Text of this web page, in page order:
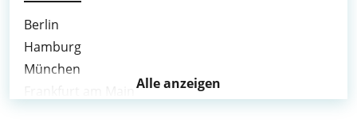
Berlin
Hamburg
München
Alle anzeigen